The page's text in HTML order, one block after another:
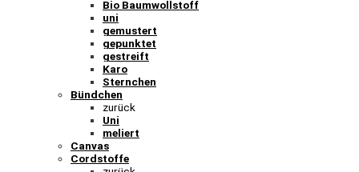
Bio Baumwollstoff
uni
gemustert
gepunktet
gestreift
Karo
Sternchen
Bündchen
zurück
Uni
meliert
Canvas
Cordstoffe